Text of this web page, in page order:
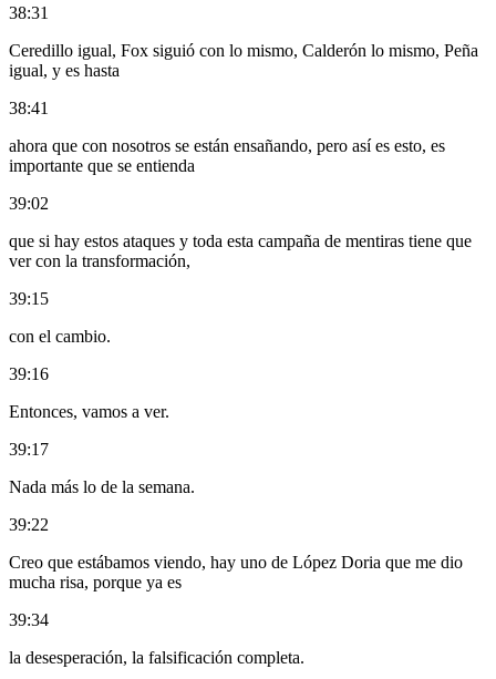
38:31
Ceredillo igual, Fox siguió con lo mismo, Calderón lo mismo, Peña
igual, y es hasta
38:41
ahora que con nosotros se están ensañando, pero así es esto, es
importante que se entienda
39:02
que si hay estos ataques y toda esta campaña de mentiras tiene que
ver con la transformación,
39:15
con el cambio.
39:16
Entonces, vamos a ver.
39:17
Nada más lo de la semana.
39:22
Creo que estábamos viendo, hay uno de López Doria que me dio
mucha risa, porque ya es
39:34
la desesperación, la falsificación completa.